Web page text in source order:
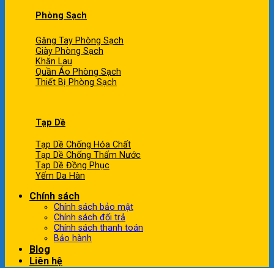
Phòng Sạch
Găng Tay Phòng Sạch
Giày Phòng Sạch
Khăn Lau
Quần Áo Phòng Sạch
Thiết Bị Phòng Sạch
Tạp Dề
Tạp Dề Chống Hóa Chất
Tạp Dề Chống Thấm Nước
Tạp Dề Đồng Phục
Yếm Da Hàn
Chính sách
Chính sách bảo mật
Chính sách đổi trả
Chính sách thanh toán
Bảo hành
Blog
Liên hệ